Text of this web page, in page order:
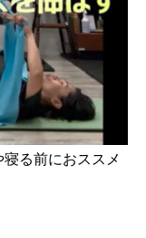
る前におススメ